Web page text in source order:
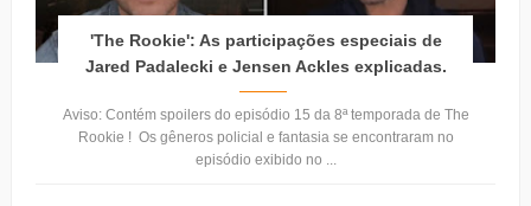
'The Rookie': As participações especiais de
Jared Padalecki e Jensen Ackles explicadas.
Aviso: Contém spoilers do episódio 15 da 8ª temporada de The
Rookie ! Os gêneros policial e fantasia se encontraram no
episódio exibido no ...